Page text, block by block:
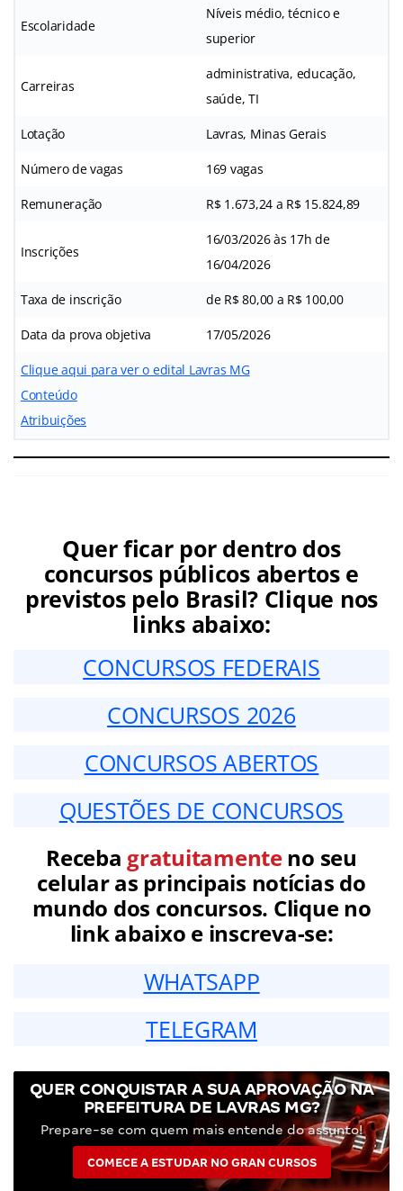
Escolaridade
Níveis médio, técnico e
superior
Carreiras
administrativa, educação,
saúde, TI
Lotação Lavras, Minas Gerais
Número de vagas 169 vagas
Remuneração R$ 1.673,24 a R$ 15.824,89
Inscrições
16/03/2026 às 17h de
16/04/2026
Taxa de inscrição de R$ 80,00 a R$ 100,00
Data da prova objetiva 17/05/2026
Clique aqui para ver o edital Lavras MG
Conteúdo
Atribuições
Quer ficar por dentro dos
concursos públicos abertos e
previstos pelo Brasil? Clique nos
links abaixo:
CONCURSOS FEDERAIS
CONCURSOS 2026
CONCURSOS ABERTOS
QUESTÕES DE CONCURSOS
Receba gratuitamenteno seu
celular as principais notícias do
mundo dos concursos. Clique no
link abaixo e inscreva-se:
WHATSAPP
TELEGRAM
QUER CONQUISTAR A SUA APROVAÇÃO NA
PREFEITURA DE LAVRAS MG?
Prepare-se com quem mais entende do assunto!
COMECE A ESTUDAR NO GRAN CURSOS